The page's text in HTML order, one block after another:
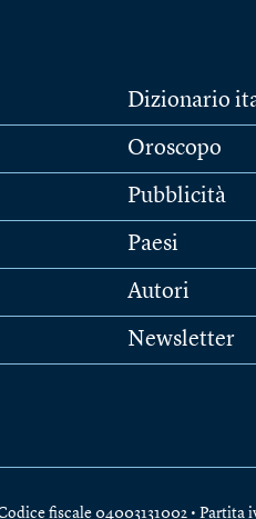
Dizionario
Oroscopo
Pubblicità
Paesi
Autori
Newsletter
fiscale 04003131002 • Partita